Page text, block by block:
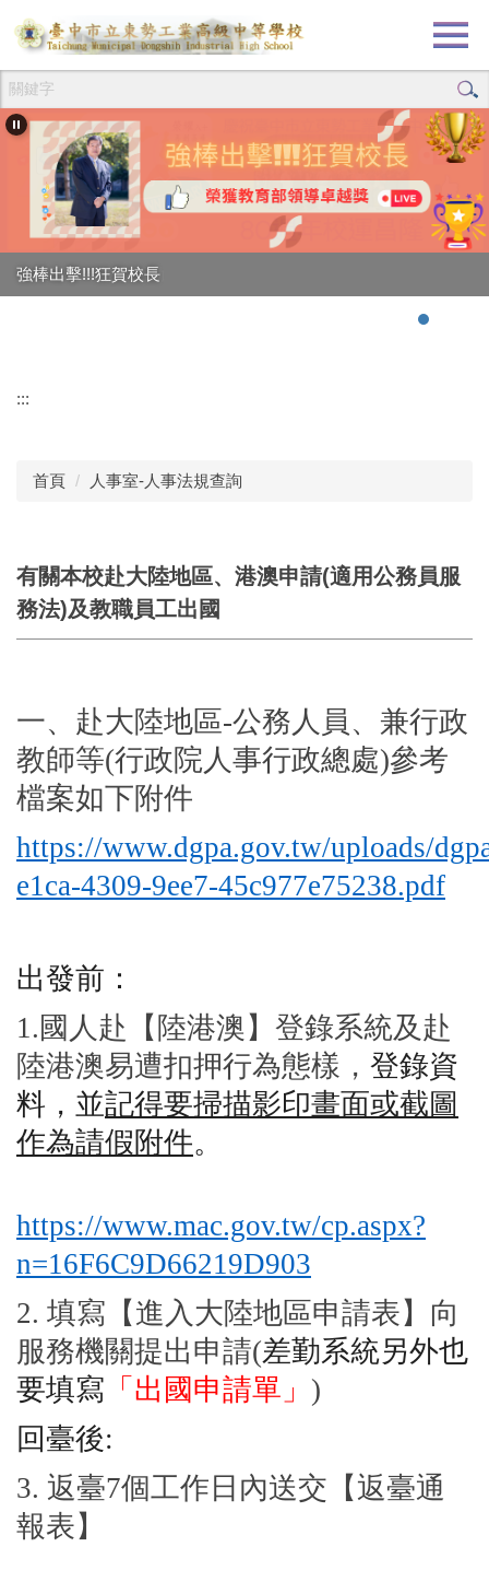
跳
到
要
內
容
強棒出擊!!!狂賀校長
:::
首頁 人事室-人事法規查詢
有關本校赴大陸地區、港澳申請(適用公務員服
務法)及教職員工出國
一、赴大陸地區-公務人員、兼行政
教師等(行政院人事行政總處)參考
檔案如下附件
https://www.dgpa.gov.tw/uploads/
e1ca-4309-9ee7-45c977e75238.pdf
出發前：
1. 國人赴【陸港澳】登錄系統及赴
陸港澳易遭扣押行為態樣， 登錄資
料，並記得要掃描影印畫面或截圖
作為請假附件。
https://www.mac.gov.tw/cp.aspx?
n=16F6C9D66219D903
2. 填寫【進入大陸地區申請表】向
服務機關提出申請(差勤系統另外也
要填寫 「出國申請單」 )
回臺後:
3. 返臺7個工作日內送交【返臺通
報表】